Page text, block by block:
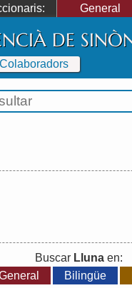
General
DE
Colaboradors
Buscar Llunaen:
Bilingüe